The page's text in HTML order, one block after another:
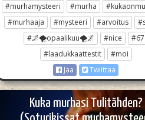
#murhamysteeri #murha
#murhaaja
#mysteeri #arvoitus
#🌌🌪opaalikuu🌪🌌
#nice
#67
#laadukkaattestit
#moi
Jaa
Twiittaa
Kuka murhasi Tulitähden?